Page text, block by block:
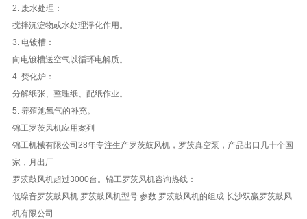
2. 废水处理：
搅拌沉淀物或水处理淨化作用。
3. 电镀槽：
向电镀槽送空气以循环电解质。
4. 焚化炉：
分解纸张、整理纸、配纸作业。
5. 养殖池氧气的补充。
锦工罗茨风机应用案列
锦工机械有限公司28年专注生产罗茨鼓风机，罗茨真空泵，产品出口几十个国
家，月出厂
罗茨鼓风机超过3000台。锦工罗茨风机咨询热线：
低噪音罗茨鼓风机 罗茨鼓风机型号 参数 罗茨鼓风机的组成 长沙双赢罗茨鼓风
机有限公司